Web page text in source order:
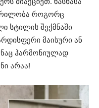
როგორც
სტილის შექმნაში
მაისური ან
ჰარმონიულად
არაა!